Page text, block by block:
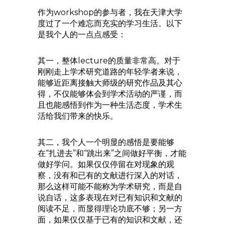
作为workshop的参与者，我在天津大学
度过了一个难忘而充实的学习生活。以下
是我个人的一点点感受：
其一，整体lecture的质量非常高。对于
刚刚走上学术研究道路的年轻学者来说，
能够近距离接触大师级的研究作品及其心
得，不仅能够体会到学术活动的严谨，而
且也能感悟到作为一种生活态度，学术生
活给我们带来的快乐。
其二，我个人一个明显的感悟是要能够
在“扎进去”和“跳出来”之间做好平衡，才能
做好学问。如果仅仅停留在对现象的观
察，没有和已有的文献进行深入的对话，
那么这样可能不能称为学术研究，而是自
说自话，这多表现在对已有知识和文献的
阅读不足，而显得理论功底不够；另一方
面，如果仅仅基于已有的知识和文献，还